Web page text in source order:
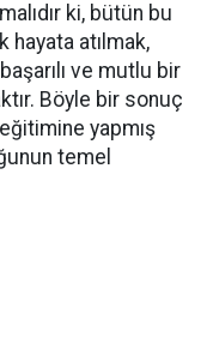
ki, bütün bu
hayata atılmak,
ve mutlu bir
Böyle bir sonuç
yapmış
temel